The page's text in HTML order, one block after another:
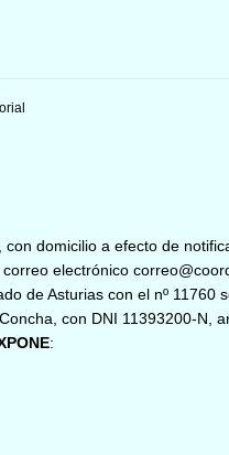
con domicilio a efecto de
electrónico
de Asturias con el nº 11760
con DNI 11393200-N,
: